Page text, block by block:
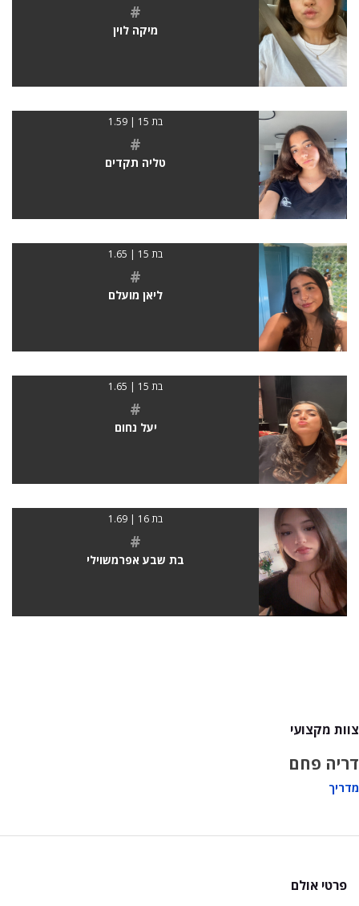
#
מיקה לוין
בת 15 | 1.59
#
טליה תקדים
בת 15 | 1.65
#
ליאן מועלם
בת 15 | 1.65
#
יעל נחום
בת 16 | 1.69
#
בת שבע אפרמשוילי
צוות מקצועי
דריה פחם
מדריך
פרטי אולם